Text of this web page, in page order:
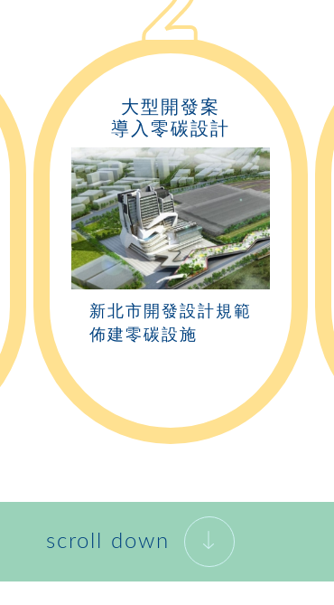
大型開發案
導入零碳設計
新北市開發設計規範
佈建零碳設施
scroll down